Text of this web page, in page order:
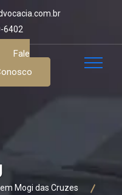
6402
Fale
Mogi das Cruzes